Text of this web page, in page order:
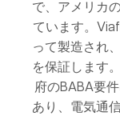
で、アメリカ
ています。
って製造され
を保証します
府のBABA要
あり、電気通